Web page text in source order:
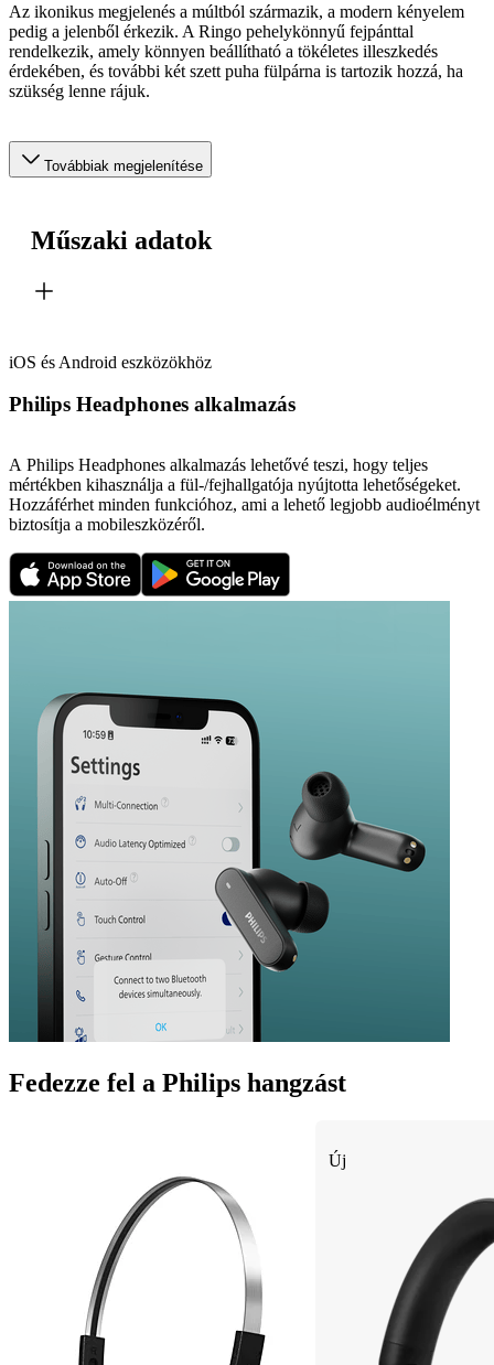
Az ikonikus megjelenés a múltból származik, a modern kényelem
pedig a jelenből érkezik. A Ringo pehelykönnyű fejpánttal
rendelkezik, amely könnyen beállítható a tökéletes illeszkedés
érdekében, és további két szett puha fülpárna is tartozik hozzá, ha
szükség lenne rájuk.
Továbbiak megjelenítése
Műszaki adatok
iOS és Android eszközökhöz
Philips Headphones alkalmazás
A Philips Headphones alkalmazás lehetővé teszi, hogy teljes
mértékben kihasználja a fül-/fejhallgatója nyújtotta lehetőségeket.
Hozzáférhet minden funkcióhoz, ami a lehető legjobb audioélményt
biztosítja a mobileszközéről.
Fedezze fel a Philips hangzást
Új